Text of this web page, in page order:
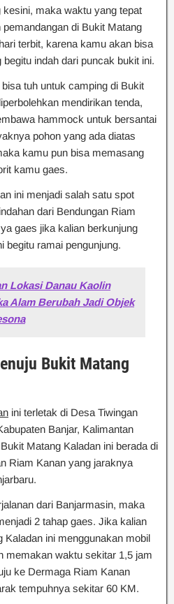
maka waktu yang tepat
di Bukit Matang
terbit, karena kamu akan bisa
indah dari puncak bukit ini.
tuh untuk camping di Bukit
mendirikan tenda,
hammock untuk bersantai
pohon yang ada diatas
kamu pun bisa memasang
kamu gaes.
ini menjadi salah satu spot
dari Bendungan Riam
gaes jika kalian berkunjung
begitu ramai pengunjung.
Lokasi Danau Kaolin
Alam Berubah Jadi Objek
Bukit Matang
ini terletak di Desa Tiwingan
Banjar, Kalimantan
Matang Kaladan ini berada di
Riam Kanan yang jaraknya
dari Banjarmasin, maka
2 tahap gaes. Jika kalian
Kaladan ini menggunakan mobil
memakan waktu sekitar 1,5 jam
ke Dermaga Riam Kanan
tempuhnya sekitar 60 KM.